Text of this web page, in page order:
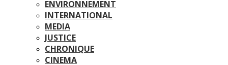
ENVIRONNEMENT
INTERNATIONAL
MEDIA
JUSTICE
CHRONIQUE
CINEMA